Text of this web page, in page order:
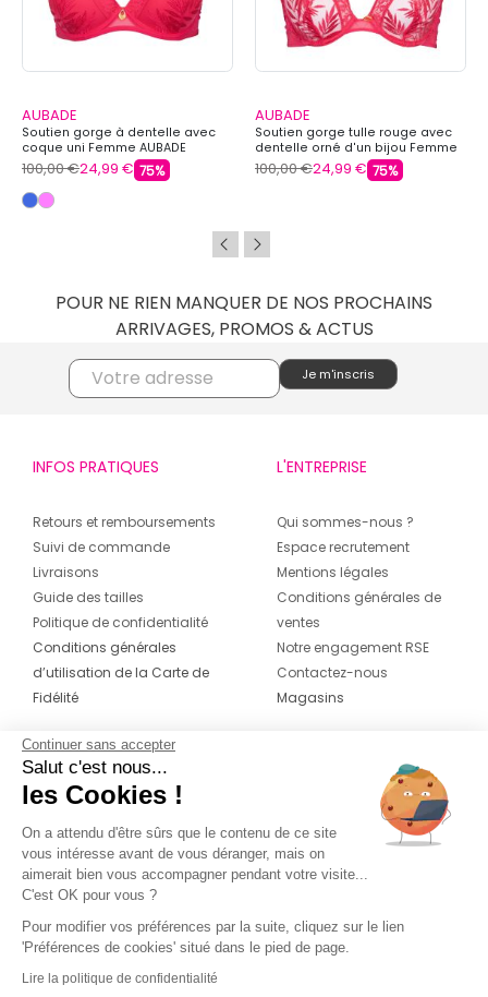
AUBADE
Soutien gorge à dentelle avec
coque uni Femme AUBADE
100,00 €24,99 € 75%
AUBADE
Soutien gorge tulle rouge avec
dentelle orné d'un bijou Femme
AUBADE
100,00 €24,99 € 75%
POUR NE RIEN MANQUER DE NOS PROCHAINS
ARRIVAGES, PROMOS & ACTUS
INFOS PRATIQUES
Retours et remboursements
Suivi de commande
Livraisons
Guide des tailles
Politique de confidentialité
Conditions générales
d’utilisation de la Carte de
Fidélité
L'ENTREPRISE
Qui sommes-nous ?
Espace recrutement
Mentions légales
Conditions générales de
ventes
Notre engagement RSE
Contactez-nous
Magasins
CONTACT
04 42 20 78 42
Du lundi au jeudi de 8h30 à 16h30 & le
vendredi de 8h30 à 15h30
Continuer sans accepter
Salut c'est nous...
les Cookies !
On a attendu d'être sûrs que le contenu de ce site
vous intéresse avant de vous déranger, mais on
aimerait bien vous accompagner pendant votre visite...
C'est OK pour vous ?
Pour modifier vos préférences par la suite, cliquez sur le lien
'Préférences de cookies' situé dans le pied de page.
Lire la politique de confidentialité